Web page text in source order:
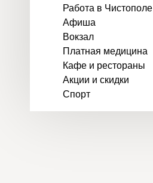
Работа в Чистополе
Афиша
Вокзал
Платная медицина
Кафе и рестораны
Акции и скидки
Спорт